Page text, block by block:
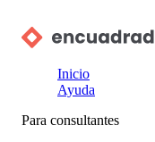
Inicio
Ayuda
Para consultantes